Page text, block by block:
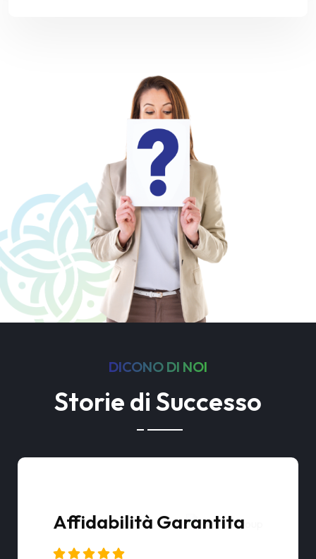
DICONO DI NOI
Storie di Successo
Partener Efficiente